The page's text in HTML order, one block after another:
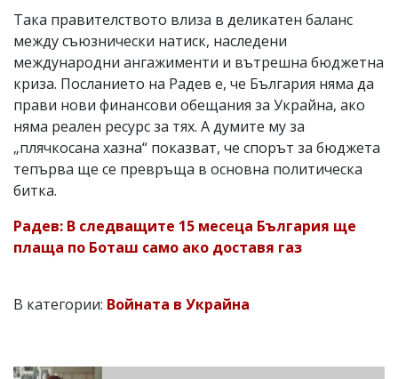
Така правителството влиза в деликатен баланс
между съюзнически натиск, наследени
международни ангажименти и вътрешна бюджетна
криза. Посланието на Радев е, че България няма да
прави нови финансови обещания за Украйна, ако
няма реален ресурс за тях. А думите му за
„плячкосана хазна“ показват, че спорът за бюджета
тепърва ще се превръща в основна политическа
битка.
Радев: В следващите 15 месеца България ще
плаща по Боташ само ако доставя газ
В категории: Войната в Украйна